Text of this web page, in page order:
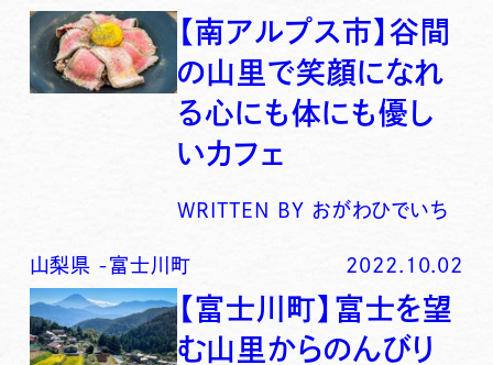
【南アルプス市】谷間
の山里で笑顔になれ
る心にも体にも優し
いカフェ
WRITTEN BY おがわひでいち
山梨県 -富士川町 2022.10.02
【富士川町】富士を望
む山里からのんびり